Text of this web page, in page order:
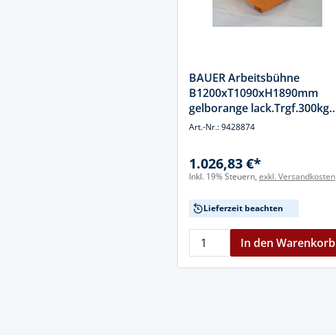
BAUER Arbeitsbühne
B1200xT1090xH1890mm
gelborange lack.Trgf.300kg
faltbar
Art.-Nr.: 9428874
1.026,83 €*
Inkl. 19% Steuern, exkl. Versandkosten
Lieferzeit beachten
In den Warenkorb